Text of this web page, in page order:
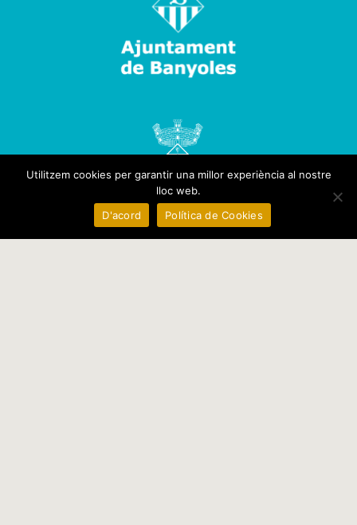
Utilitzem cookies per garantir una millor experiència al nostre
lloc web.
D'acord
Política de Cookies